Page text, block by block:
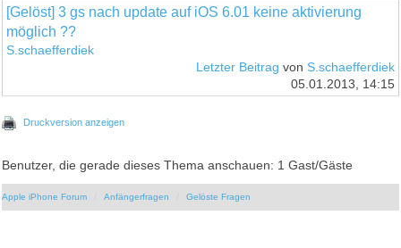
[Gelöst] 3 gs nach update auf iOS 6.01 keine aktivierung
möglich ??
S.schaefferdiek
Letzter Beitrag von S.schaefferdiek
05.01.2013, 14:15
Druckversion anzeigen
Benutzer, die gerade dieses Thema anschauen: 1 Gast/Gäste
Apple iPhone Forum Anfängerfragen Gelöste Fragen